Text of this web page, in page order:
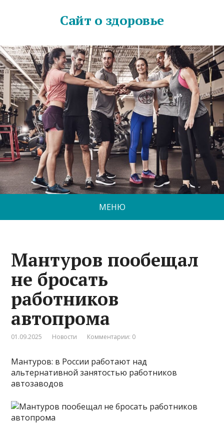
Сайт о здоровье
МЕНЮ
Мантуров пообещал
не бросать
работников
автопрома
01.09.2025 Новости Комментарии: 0
Мантуров: в России работают над
альтернативной занятостью работников
автозаводов